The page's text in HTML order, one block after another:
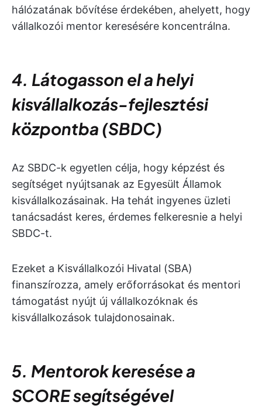
hálózatának bővítése érdekében, ahelyett, hogy
vállalkozói mentor keresésére koncentrálna.
4. Látogasson el a helyi
kisvállalkozás-fejlesztési
központba (SBDC)
Az SBDC-k egyetlen célja, hogy képzést és
segítséget nyújtsanak az Egyesült Államok
kisvállalkozásainak. Ha tehát ingyenes üzleti
tanácsadást keres, érdemes felkeresnie a helyi
SBDC-t.
Ezeket a Kisvállalkozói Hivatal (SBA)
finanszírozza, amely erőforrásokat és mentori
támogatást nyújt új vállalkozóknak és
kisvállalkozások tulajdonosainak.
5. Mentorok keresése a
SCORE segítségével